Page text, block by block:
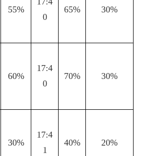
55%
0
65% 30%
60%
17:4
0
70% 30%
30%
17:4
1
40% 20%